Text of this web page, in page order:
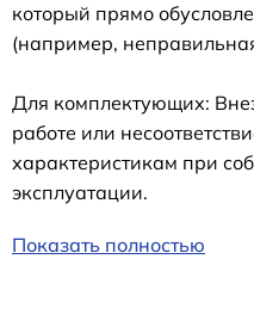
который прямо
(например,
Для комплектующих:
работе или
характеристикам при
эксплуатации.
Показать полностью